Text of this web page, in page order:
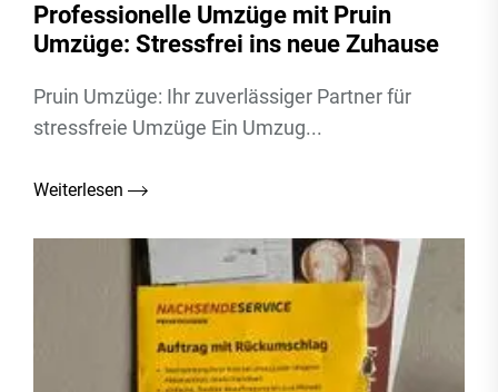
Professionelle Umzüge mit Pruin
Umzüge: Stressfrei ins neue Zuhause
Pruin Umzüge: Ihr zuverlässiger Partner für
stressfreie Umzüge Ein Umzug...
Weiterlesen